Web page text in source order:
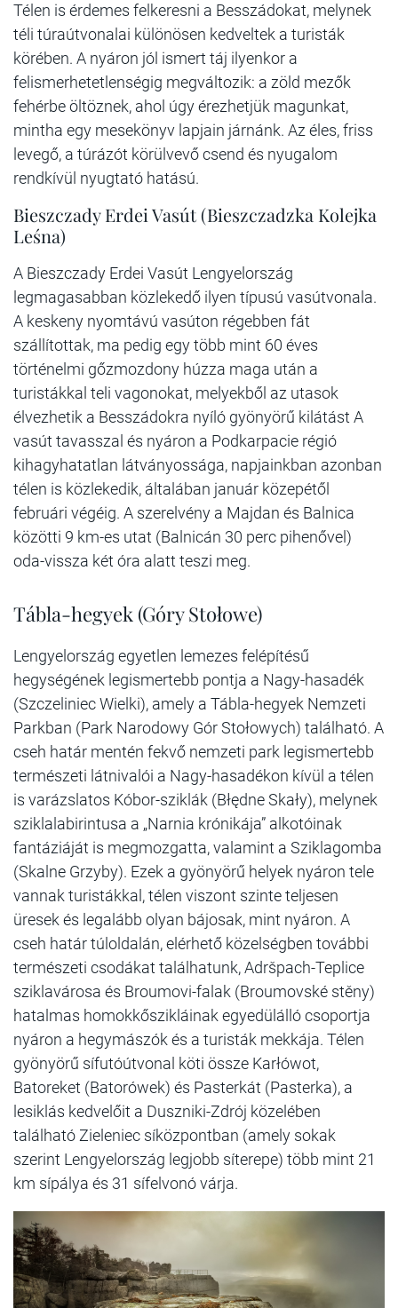
Télen is érdemes felkeresni a Besszádokat, melynek
téli túraútvonalai különösen kedveltek a turisták
körében. A nyáron jól ismert táj ilyenkor a
felismerhetetlenségig megváltozik: a zöld mezők
fehérbe öltöznek, ahol úgy érezhetjük magunkat,
mintha egy mesekönyv lapjain járnánk. Az éles, friss
levegő, a túrázót körülvevő csend és nyugalom
rendkívül nyugtató hatású.
Bieszczady Erdei Vasút (Bieszczadzka Kolejka
Leśna)
A Bieszczady Erdei Vasút Lengyelország
legmagasabban közlekedő ilyen típusú vasútvonala.
A keskeny nyomtávú vasúton régebben fát
szállítottak, ma pedig egy több mint 60 éves
történelmi gőzmozdony húzza maga után a
turistákkal teli vagonokat, melyekből az utasok
élvezhetik a Besszádokra nyíló gyönyörű kilátást A
vasút tavasszal és nyáron a Podkarpacie régió
kihagyhatatlan látványossága, napjainkban azonban
télen is közlekedik, általában január közepétől
februári végéig. A szerelvény a Majdan és Balnica
közötti 9 km-es utat (Balnicán 30 perc pihenővel)
oda-vissza két óra alatt teszi meg.
Tábla-hegyek (Góry Stołowe)
Lengyelország egyetlen lemezes felépítésű
hegységének legismertebb pontja a Nagy-hasadék
(Szczeliniec Wielki), amely a Tábla-hegyek Nemzeti
Parkban (Park Narodowy Gór Stołowych) található. A
cseh határ mentén fekvő nemzeti park legismertebb
természeti látnivalói a Nagy-hasadékon kívül a télen
is varázslatos Kóbor-sziklák (Błędne Skały), melynek
sziklalabirintusa a „Narnia krónikája” alkotóinak
fantáziáját is megmozgatta, valamint a Sziklagomba
(Skalne Grzyby). Ezek a gyönyörű helyek nyáron tele
vannak turistákkal, télen viszont szinte teljesen
üresek és legalább olyan bájosak, mint nyáron. A
cseh határ túloldalán, elérhető közelségben további
természeti csodákat találhatunk, Adršpach-Teplice
sziklavárosa és Broumovi-falak (Broumovské stěny)
hatalmas homokkőszikláinak egyedülálló csoportja
nyáron a hegymászók és a turisták mekkája. Télen
gyönyörű sífutóútvonal köti össze Karłówot,
Batoreket (Batorówek) és Pasterkát (Pasterka), a
lesiklás kedvelőit a Duszniki-Zdrój közelében
található Zieleniec síközpontban (amely sokak
szerint Lengyelország legjobb síterepe) több mint 21
km sípálya és 31 sífelvonó várja.